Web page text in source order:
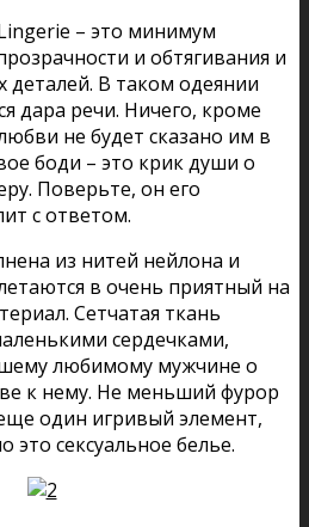
– это минимум
и обтягивания и
деталей. В таком одеянии
дара речи. Ничего, кроме
не будет сказано им в
боди – это крик души о
Поверьте, он его
с ответом.
из нитей нейлона и
в очень приятный на
Сетчатая ткань
сердечками,
любимому мужчине о
к нему. Не меньший фурор
один игривый элемент,
сексуальное белье.